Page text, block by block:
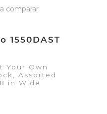
comparar
1550DAST
Your Own
Assorted
in Wide